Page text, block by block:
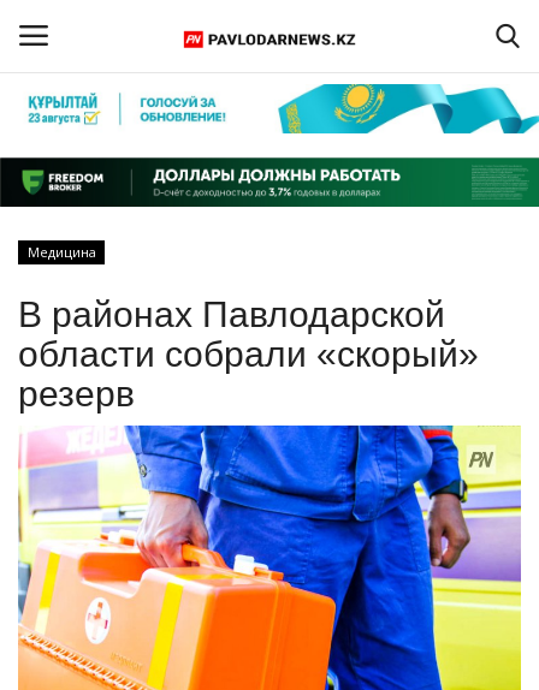
Регистрация
Главная
ПАВЛОДАРСКАЯ ОБЛАСТЬ
КАЗАХСТАН
МИР
СПЕЦПРОЕКТЫ
СПОРТ
Чек-лист
Медицина
В районах Павлодарской
области собрали «скорый»
резерв